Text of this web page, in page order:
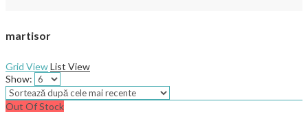
martisor
Grid ViewList View
Show:
Out Of Stock